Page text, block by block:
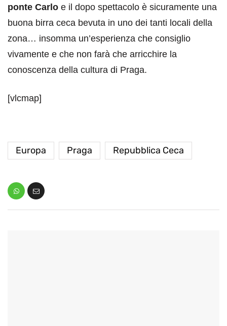
ponte Carlo e il dopo spettacolo è sicuramente una
buona birra ceca bevuta in uno dei tanti locali della
zona… insomma un’esperienza che consiglio
vivamente e che non farà che arricchire la
conoscenza della cultura di Praga.
[vlcmap]
Europa Praga Repubblica Ceca